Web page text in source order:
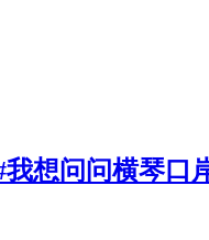
想问问横琴口